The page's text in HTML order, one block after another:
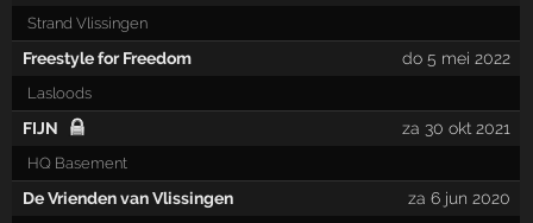
Strand Vlissingen
Freestyle for Freedom do 5 mei 2022
Lasloods
FIJN za 30 okt 2021
HQ Basement
De Vrienden van Vlissingen za 6 jun 2020